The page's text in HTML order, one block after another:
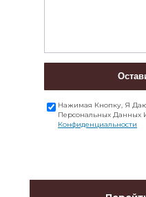
Нажимая Кнопку, Я
Персональных Данных
Конфиденциальности